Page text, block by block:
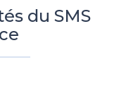
du SMS